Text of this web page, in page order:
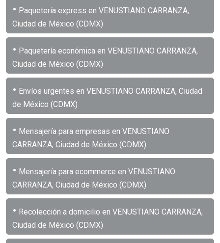
• Paquetería express en VENUSTIANO CARRANZA,
Ciudad de México (CDMX)
• Paquetería económica en VENUSTIANO CARRANZA,
Ciudad de México (CDMX)
• Envíos urgentes en VENUSTIANO CARRANZA, Ciudad
de México (CDMX)
• Mensajería para empresas en VENUSTIANO
CARRANZA, Ciudad de México (CDMX)
• Mensajería para ecommerce en VENUSTIANO
CARRANZA, Ciudad de México (CDMX)
• Recolección a domicilio en VENUSTIANO CARRANZA,
Ciudad de México (CDMX)